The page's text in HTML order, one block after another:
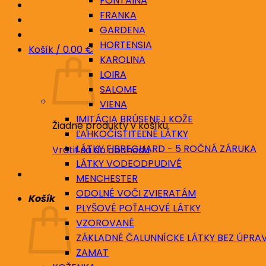
Košík / 0.00 €
Žiadne produkty v košíku.
Vrátiť sa do obchodu
Košík
FRANKA
GARDENA
HORTENSIA
KAROLINA
LOIRA
SALOME
VIENA
IMITÁCIA BRÚSENEJ KOŽE
ĽAHKOČÍSTITEĽNÉ LÁTKY
LÁTKY FIBREGUARD - 5 ROČNÁ ZÁRUKA
LÁTKY VODEODPUDIVÉ
MENCHESTER
ODOLNÉ VOČI ZVIERATÁM
PLYŠOVÉ POŤAHOVÉ LÁTKY
VZOROVANÉ
ZÁKLADNÉ ČALUNNÍCKE LÁTKY BEZ
ZAMAT